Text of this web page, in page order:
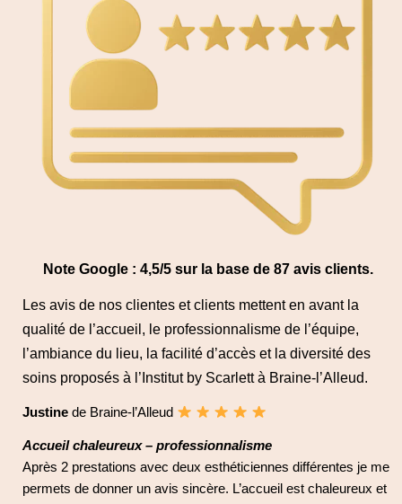
Note Google : 4,5/5 sur la base de 87 avis clients.
Les avis de nos clientes et clients mettent en avant la
qualité de l’accueil, le professionnalisme de l’équipe,
l’ambiance du lieu, la facilité d’accès et la diversité des
soins proposés à l’Institut by Scarlett à Braine-l’Alleud.
Justine de Braine-l’Alleud
Accueil chaleureux – professionnalisme
Après 2 prestations avec deux esthéticiennes différentes je me
permets de donner un avis sincère. L’accueil est chaleureux et